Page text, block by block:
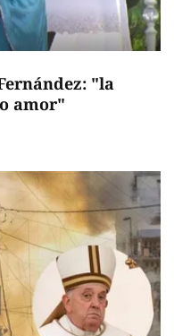
"la
amor"